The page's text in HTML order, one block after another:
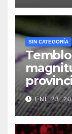
SIN CATEGORÍA
ENE 23,